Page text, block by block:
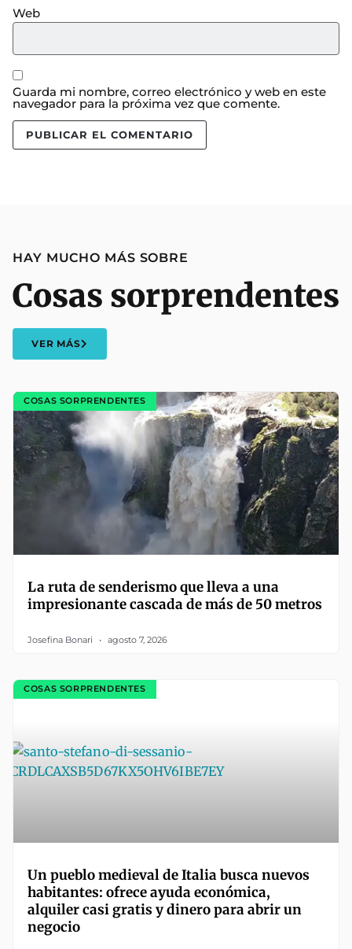
Web
Guarda mi nombre, correo electrónico y web en este
navegador para la próxima vez que comente.
HAY MUCHO MÁS SOBRE
Cosas sorprendentes
VER MÁS
COSAS SORPRENDENTES
La ruta de senderismo que lleva a una
impresionante cascada de más de 50 metros
Josefina Bonari agosto 7, 2026
COSAS SORPRENDENTES
Un pueblo medieval de Italia busca nuevos
habitantes: ofrece ayuda económica,
alquiler casi gratis y dinero para abrir un
negocio